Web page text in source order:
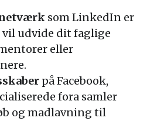
som LinkedIn er
vil udvide dit faglige
eller
på Facebook,
fora samler
og madlavning til